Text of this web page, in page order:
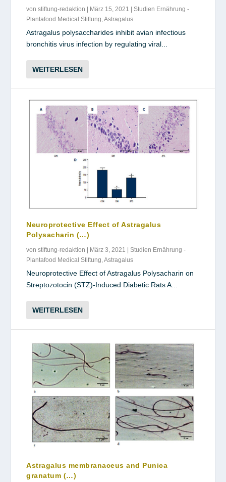
vonstiftung-redaktion März 15, 2021 |Studien Ernährung -
Plantafood Medical Stiftung,Astragalus
Astragalus polysaccharides inhibit avian infectious
bronchitis virus infection by regulating viral...
WEITERLESEN
Neuroprotective Effect of Astragalus
Polysacharin (…)
vonstiftung-redaktion März 3, 2021 |Studien Ernährung -
Plantafood Medical Stiftung,Astragalus
Neuroprotective Effect of Astragalus Polysacharin on
Streptozotocin (STZ)-Induced Diabetic Rats A...
WEITERLESEN
Astragalus membranaceus and Punica
granatum (…)